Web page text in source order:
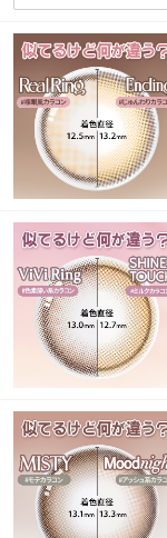
カラコン
装着期間
1 Day
1 Month
よりどりキット
カラー
ブラウン
グレー
ヘーゼル
ブルー
透明
ハロウィンカラコ